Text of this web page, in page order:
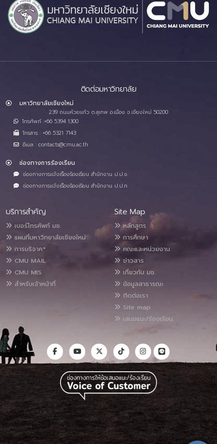
ติดต่อมหาวิทยาลัย
มหาวิทยาลัยเชียงใหม่
239 ถนนห้วยแก้ว ต.สุเทพ อ.เมือง จ.เชียงใหม่ 50200
โทรศัพท์ :+66 5394 1300
โทรสาร : +66 5321 7143
อีเมล : contacts@cmu.ac.th
ช่องทางการร้องเรียน
ช่องทางการแจ้งเรื่องร้องเรียน สำนักงาน ป.ป.ช.
ช่องทางการแจ้งเรื่องร้องเรียน สำนักงาน ป.ป.ท.
บริการสำคัญ
เบอร์โทรศัพท์ มช.
แผนที่มหาวิทยาลัยเชียงใหม่
การบริจาค*
CMU MAIL
CMU MIS
สำหรับเจ้าหน้าที่
Site Map
หลักสูตร
การศึกษา
คณะและหน่วยงาน
ข่าวสาร
เกี่ยวกับ มช.
ข้อมูลสาธารณะ
ติดต่อเรา
Site map
เสนอแนะ/ร้องเรียน